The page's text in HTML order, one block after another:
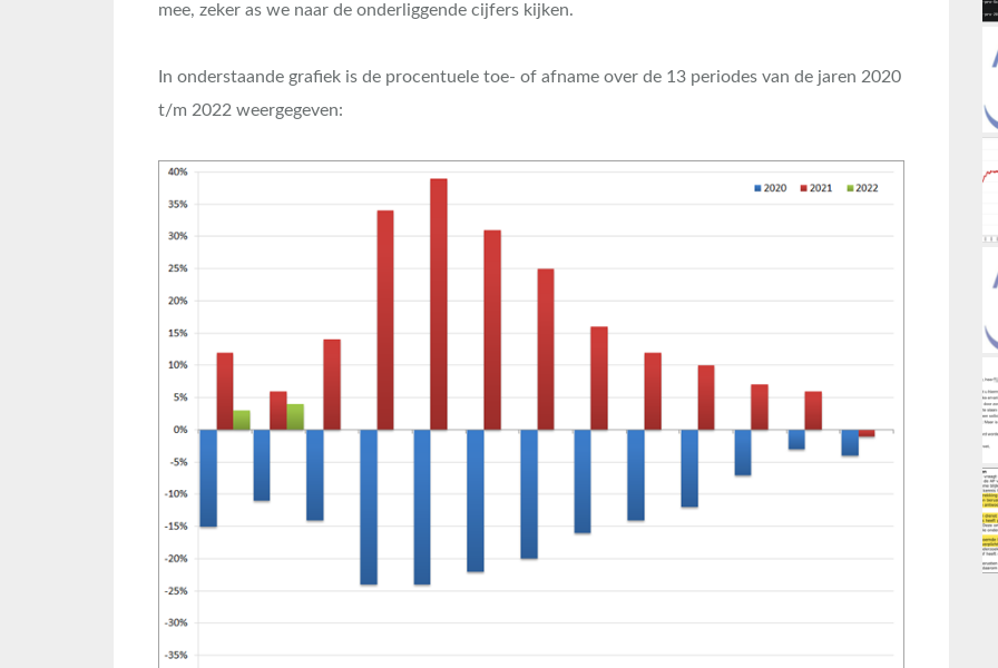
mee, zeker as we naar de onderliggende cijfers kijken.
In onderstaande grafiek is de procentuele toe- of afname over de 13 periodes van de jaren 2020
t/m 2022 weergegeven: